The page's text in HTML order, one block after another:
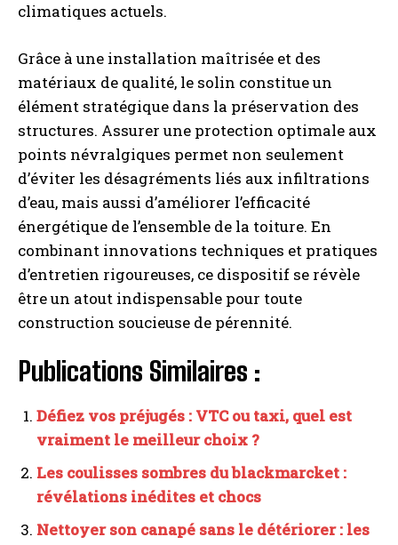
climatiques actuels.
Grâce à une installation maîtrisée et des
matériaux de qualité, le solin constitue un
élément stratégique dans la préservation des
structures. Assurer une protection optimale aux
points névralgiques permet non seulement
d’éviter les désagréments liés aux infiltrations
d’eau, mais aussi d’améliorer l’efficacité
énergétique de l’ensemble de la toiture. En
combinant innovations techniques et pratiques
d’entretien rigoureuses, ce dispositif se révèle
être un atout indispensable pour toute
construction soucieuse de pérennité.
Publications Similaires :
Défiez vos préjugés : VTC ou taxi, quel est
vraiment le meilleur choix ?
Les coulisses sombres du blackmarcket :
révélations inédites et chocs
Nettoyer son canapé sans le détériorer : les